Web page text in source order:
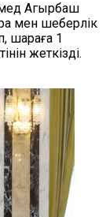
Агырбаш
мен шеберлік
шараға 1
жеткізді.